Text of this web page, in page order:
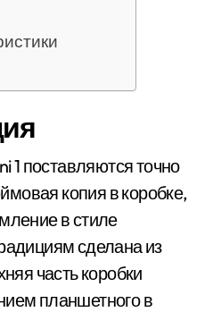
1 поставляются точно
копия в коробке,
в стиле
сделана из
часть коробки
планшетного в